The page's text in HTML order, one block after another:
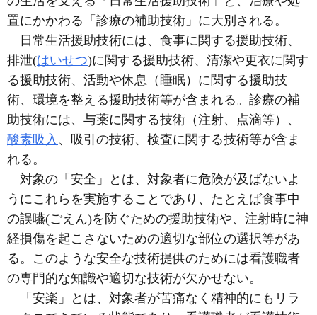
置にかかわる「診療の補助技術」に大別される。
日常生活援助技術には、食事に関する援助技術、
排泄(はいせつ)に関する援助技術、清潔や更衣に関す
る援助技術、活動や休息（睡眠）に関する援助技
術、環境を整える援助技術等が含まれる。診療の補
助技術には、与薬に関する技術（注射、点滴等）、
酸素吸入 、吸引の技術、検査に関する技術等が含ま
れる。
対象の「安全」とは、対象者に危険が及ばないよ
うにこれらを実施することであり、たとえば食事中
の誤嚥(ごえん)を防ぐための援助技術や、注射時に神
経損傷を起こさないための適切な部位の選択等があ
る。このような安全な技術提供のためには看護職者
の専門的な知識や適切な技術が欠かせない。
「安楽」とは、対象者が苦痛なく精神的にもリラ